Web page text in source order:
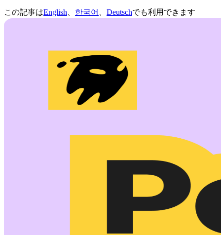
この記事はEnglish 한국어 Deutschでも利用できます